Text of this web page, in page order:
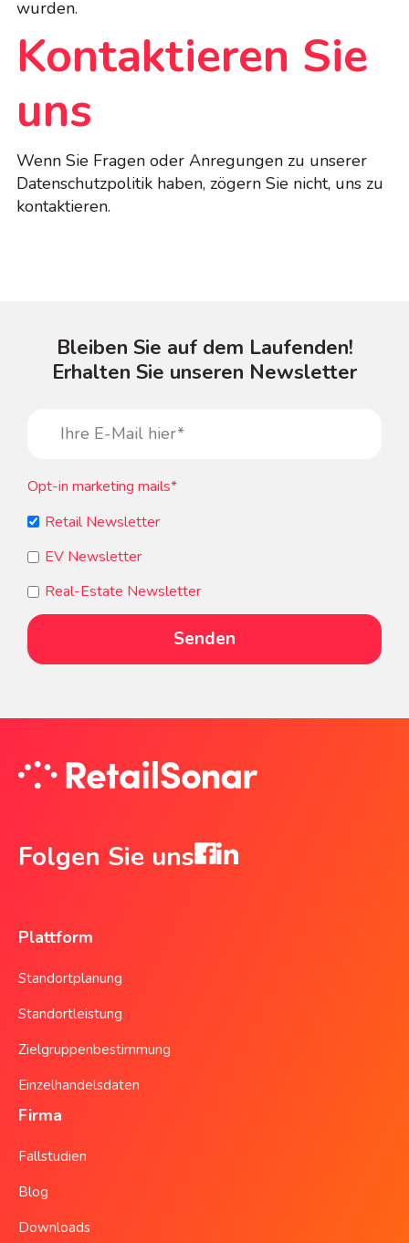
wurden.
Kontaktieren Sie
uns
Wenn Sie Fragen oder Anregungen zu unserer
Datenschutzpolitik haben, zögern Sie nicht, uns zu
kontaktieren.
Bleiben Sie auf dem Laufenden!
Erhalten Sie unseren Newsletter
Opt-in marketing mails*
Retail Newsletter
EV Newsletter
Real-Estate Newsletter
Folgen Sie uns
Plattform
Standortplanung
Standortleistung
Zielgruppenbestimmung
Einzelhandelsdaten
Firma
Fallstudien
Blog
Downloads